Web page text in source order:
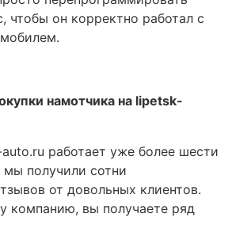
чтобы он корректно работал с
намотчика на lipetsk-
работает уже более шести
мы получили сотни
от довольных клиентов.
компанию, вы получаете ряд